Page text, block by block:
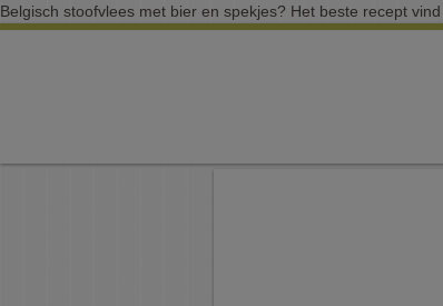
Belgisch stoofvlees met bier en spekjes? Het beste recept